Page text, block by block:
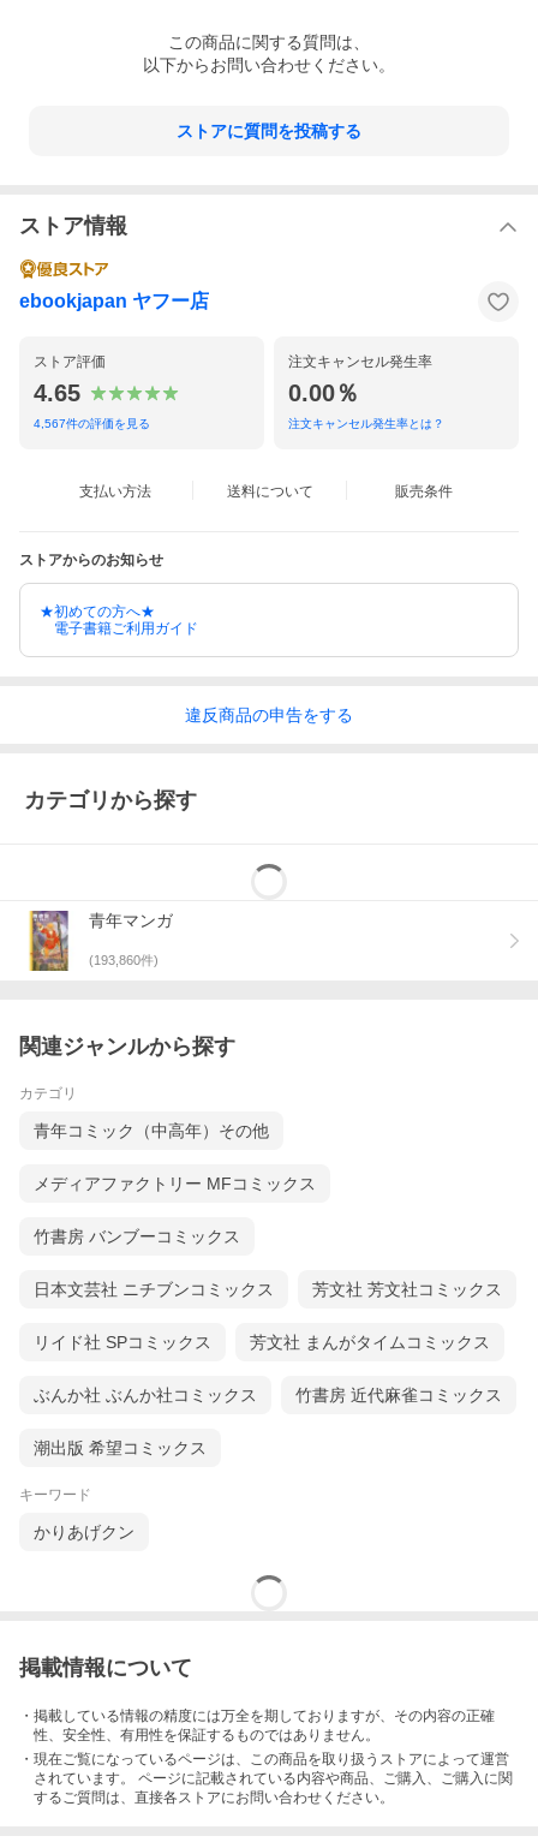
この商品に関する質問は、
以下からお問い合わせください。
ストアに質問を投稿する
ストア情報
ebookjapan ヤフー店
ストア評価
4.65
4,567件の評価を見る
注文キャンセル発生率
0.00％
注文キャンセル発生率とは？
支払い方法 送料について 販売条件
ストアからのお知らせ
★初めての方へ★
電子書籍ご利用ガイド
違反商品の申告をする
カテゴリから探す
青年マンガ
(193,860件)
関連ジャンルから探す
カテゴリ
青年コミック（中高年）その他
メディアファクトリー MFコミックス
竹書房 バンブーコミックス
日本文芸社 ニチブンコミックス 芳文社 芳文社コミックス
リイド社 SPコミックス 芳文社 まんがタイムコミックス
ぶんか社 ぶんか社コミックス 竹書房 近代麻雀コミックス
潮出版 希望コミックス
キーワード
かりあげクン
掲載情報について
・掲載している情報の精度には万全を期しておりますが、その内容の正確
性、安全性、有用性を保証するものではありません。
・現在ご覧になっているページは、この商品を取り扱うストアによって運営
されています。 ページに記載されている内容や商品、ご購入 、ご購入に関
するご質問は、直接各ストアにお問い合わせください。